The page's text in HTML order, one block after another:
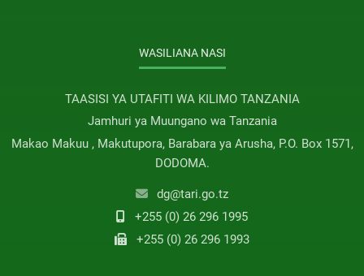
WASILIANA NASI
TAASISI YA UTAFITI WA KILIMO TANZANIA
Jamhuri ya Muungano wa Tanzania
Makao Makuu , Makutupora, Barabara ya Arusha, P.O. Box 1571,
DODOMA.
dg@tari.go.tz
+255 (0) 26 296 1995
+255 (0) 26 296 1993